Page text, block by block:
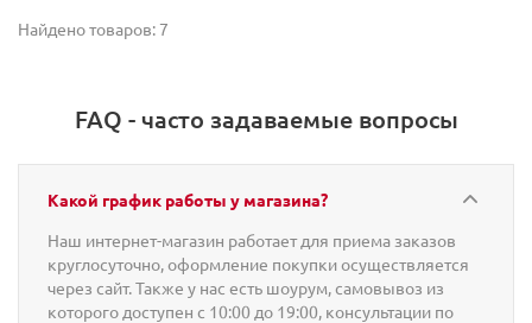
Найдено товаров: 7
FAQ - часто задаваемые вопросы
Какой график работы у магазина?
Наш интернет-магазин работает для приема заказов
круглосуточно, оформление покупки осуществляется
через сайт. Также у нас есть шоурум, самовывоз из
которого доступен с 10:00 до 19:00, консультации по